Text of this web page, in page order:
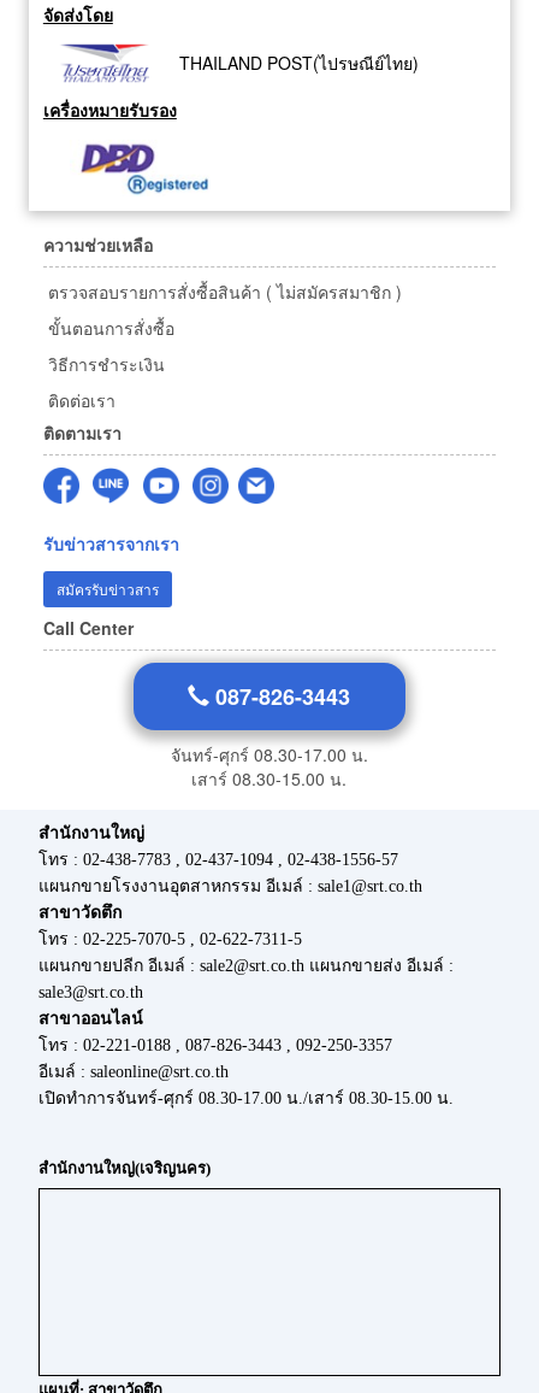
จัดส่งโดย
THAILAND POST(ไปรษณีย์ไทย)
เครื่องหมายรับรอง
ความช่วยเหลือ
ตรวจสอบรายการสั่งซื้อสินค้า ( ไม่สมัครสมาชิก )
ขั้นตอนการสั่งซื้อ
วิธีการชำระเงิน
ติดต่อเรา
ติดตามเรา
รับข่าวสารจากเรา
สมัครรับข่าวสาร
Call Center
087-826-3443
จันทร์-ศุกร์ 08.30-17.00 น.
เสาร์ 08.30-15.00 น.
สำนักงานใหญ่
โทร : 02-438-7783 , 02-437-1094 , 02-438-1556-57
แผนกขายโรงงานอุตสาหกรรม อีเมล์ : sale1@srt.co.th
สาขาวัดตึก
โทร : 02-225-7070-5 , 02-622-7311-5
แผนกขายปลีก อีเมล์ : sale2@srt.co.th แผนกขายส่ง อีเมล์ :
sale3@srt.co.th
สาขาออนไลน์
โทร : 02-221-0188 , 087-826-3443 , 092-250-3357
อีเมล์ : saleonline@srt.co.th
เปิดทำการจันทร์-ศุกร์ 08.30-17.00 น./เสาร์ 08.30-15.00 น.
สำนักงานใหญ่(เจริญนคร)